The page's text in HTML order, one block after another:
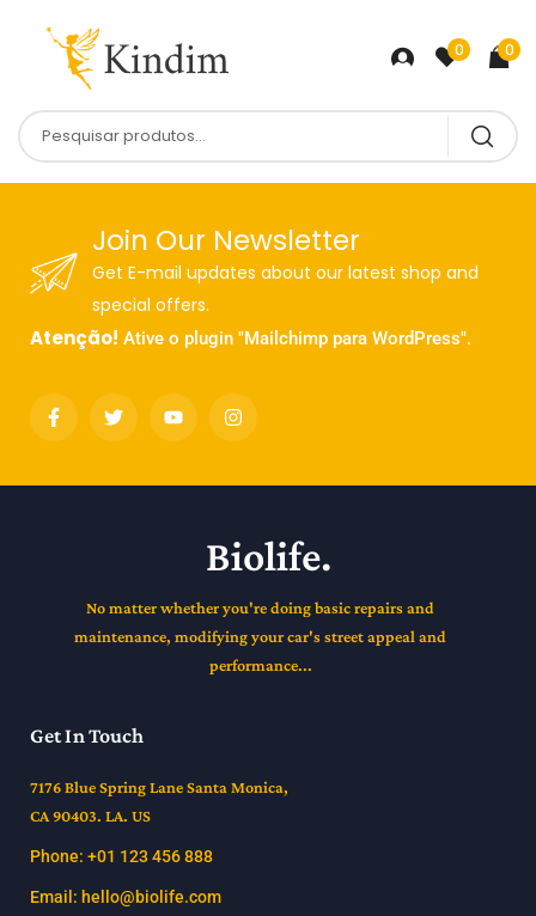
0 0
Join Our Newsletter
Get E-mail updates about our latest shop and
special offers.
Atenção! Ative o plugin "Mailchimp para WordPress".
Get In Touch
7176 Blue Spring Lane Santa Monica,
CA 90403. LA. US
Phone: +01 123 456 888
Email: hello@biolife.com
Biolife.
No matter whether you're doing basic repairs and
maintenance, modifying your car's street appeal and
performance...